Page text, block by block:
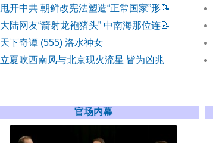
甩开中共 朝鲜改宪法塑造“正常国家”形📝
大陆网友“箭射龙袍猪头” 中南海那位连📝
天下奇谭 (555) 洛水神女
立夏吹西南风与北京现火流星 皆为凶兆
官场内幕